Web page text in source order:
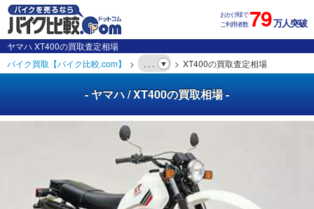
おかげ様で
ご利用者数79万人突破
ヤマハ XT400の買取査定相場
バイク買取【バイク比較.com】
. . . XT400の買取査定相場
- ヤマハ / XT400の買取相場 -